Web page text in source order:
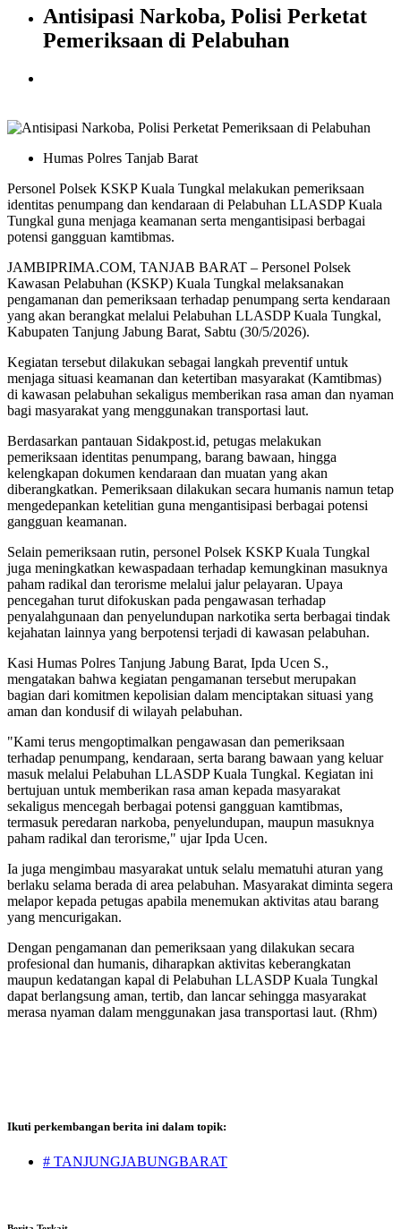
Antisipasi Narkoba, Polisi Perketat
Pemeriksaan di Pelabuhan
Humas Polres Tanjab Barat
Personel Polsek KSKP Kuala Tungkal melakukan pemeriksaan
identitas penumpang dan kendaraan di Pelabuhan LLASDP Kuala
Tungkal guna menjaga keamanan serta mengantisipasi berbagai
potensi gangguan kamtibmas.
JAMBIPRIMA.COM, TANJAB BARAT – Personel Polsek
Kawasan Pelabuhan (KSKP) Kuala Tungkal melaksanakan
pengamanan dan pemeriksaan terhadap penumpang serta kendaraan
yang akan berangkat melalui Pelabuhan LLASDP Kuala Tungkal,
Kabupaten Tanjung Jabung Barat, Sabtu (30/5/2026).
Kegiatan tersebut dilakukan sebagai langkah preventif untuk
menjaga situasi keamanan dan ketertiban masyarakat (Kamtibmas)
di kawasan pelabuhan sekaligus memberikan rasa aman dan nyaman
bagi masyarakat yang menggunakan transportasi laut.
Berdasarkan pantauan Sidakpost.id, petugas melakukan
pemeriksaan identitas penumpang, barang bawaan, hingga
kelengkapan dokumen kendaraan dan muatan yang akan
diberangkatkan. Pemeriksaan dilakukan secara humanis namun tetap
mengedepankan ketelitian guna mengantisipasi berbagai potensi
gangguan keamanan.
Selain pemeriksaan rutin, personel Polsek KSKP Kuala Tungkal
juga meningkatkan kewaspadaan terhadap kemungkinan masuknya
paham radikal dan terorisme melalui jalur pelayaran. Upaya
pencegahan turut difokuskan pada pengawasan terhadap
penyalahgunaan dan penyelundupan narkotika serta berbagai tindak
kejahatan lainnya yang berpotensi terjadi di kawasan pelabuhan.
Kasi Humas Polres Tanjung Jabung Barat, Ipda Ucen S.,
mengatakan bahwa kegiatan pengamanan tersebut merupakan
bagian dari komitmen kepolisian dalam menciptakan situasi yang
aman dan kondusif di wilayah pelabuhan.
"Kami terus mengoptimalkan pengawasan dan pemeriksaan
terhadap penumpang, kendaraan, serta barang bawaan yang keluar
masuk melalui Pelabuhan LLASDP Kuala Tungkal. Kegiatan ini
bertujuan untuk memberikan rasa aman kepada masyarakat
sekaligus mencegah berbagai potensi gangguan kamtibmas,
termasuk peredaran narkoba, penyelundupan, maupun masuknya
paham radikal dan terorisme," ujar Ipda Ucen.
Ia juga mengimbau masyarakat untuk selalu mematuhi aturan yang
berlaku selama berada di area pelabuhan. Masyarakat diminta segera
melapor kepada petugas apabila menemukan aktivitas atau barang
yang mencurigakan.
Dengan pengamanan dan pemeriksaan yang dilakukan secara
profesional dan humanis, diharapkan aktivitas keberangkatan
maupun kedatangan kapal di Pelabuhan LLASDP Kuala Tungkal
dapat berlangsung aman, tertib, dan lancar sehingga masyarakat
merasa nyaman dalam menggunakan jasa transportasi laut. (Rhm)
Ikuti perkembangan berita ini dalam topik:
# TANJUNGJABUNGBARAT